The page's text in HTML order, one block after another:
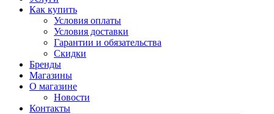
Как купить
Условия оплаты
Условия доставки
Гарантии и обязательства
Скидки
Бренды
Магазины
О магазине
Новости
Контакты